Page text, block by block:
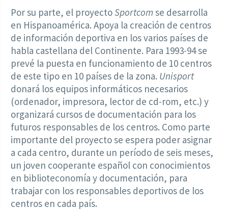
Por su parte, el proyectoSportcom se desarrolla
en Hispanoamérica. Apoya la creación de centros
de información deportiva en los varios países de
habla castellana del Continente. Para 1993-94 se
prevé la puesta en funcionamiento de 10 centros
de este tipo en 10 países de la zona. Unisport
donará los equipos informáticos necesarios
(ordenador, impresora, lector de cd-rom, etc.) y
organizará cursos de documentación para los
futuros responsables de los centros. Como parte
importante del proyecto se espera poder asignar
a cada centro, durante un período de seis meses,
un joven cooperante español con conocimientos
en biblioteconomía y documentación, para
trabajar con los responsables deportivos de los
centros en cada país.